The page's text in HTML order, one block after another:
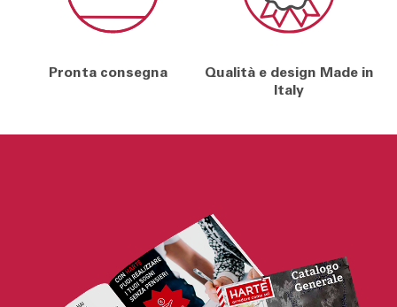
Pronta consegna
Qualità e design Made in
Italy